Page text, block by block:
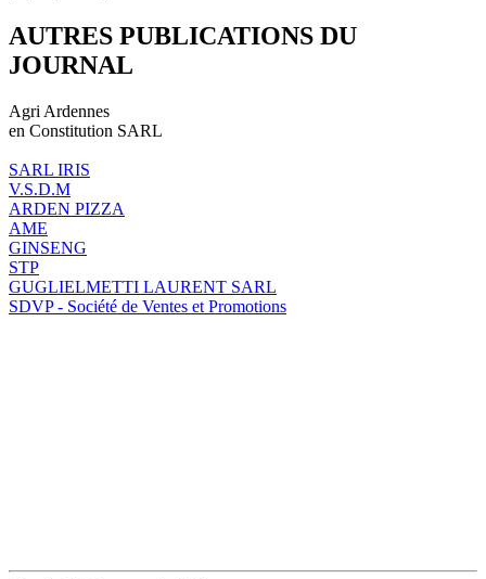
AUTRES PUBLICATIONS DU
JOURNAL
Agri Ardennes
en Constitution SARL
SARL IRIS
V.S.D.M
ARDEN PIZZA
AME
GINSENG
STP
GUGLIELMETTI LAURENT SARL
SDVP - Société de Ventes et Promotions